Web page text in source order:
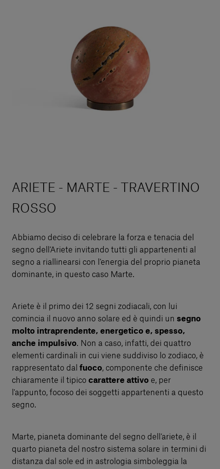
ARIETE - MARTE - TRAVERTINO
ROSSO
Abbiamo deciso di celebrare la forza e tenacia del
segno dell’Ariete invitando tutti gli appartenenti al
segno a riallinearsi con l’energia del proprio pianeta
dominante, in questo caso Marte.
Ariete è il primo dei 12 segni zodiacali, con lui
comincia il nuovo anno solare ed è quindi un segno
molto intraprendente, energetico e, spesso,
anche impulsivo. Non a caso, infatti, dei quattro
elementi cardinali in cui viene suddiviso lo zodiaco, è
rappresentato dal fuoco, componente che definisce
chiaramente il tipico carattere attivo e, per
l'appunto, focoso dei soggetti appartenenti a questo
segno.
Marte, pianeta dominante del segno dell’ariete, è il
quarto pianeta del nostro sistema solare in termini di
distanza dal sole ed in astrologia simboleggia la